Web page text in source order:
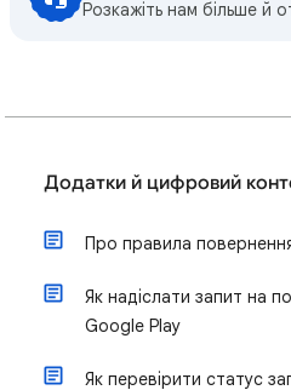
Розкажіть нам більше й
Додатки й цифровий
Про правила
Як надіслати запит на
Google Play
Як перевірити статус